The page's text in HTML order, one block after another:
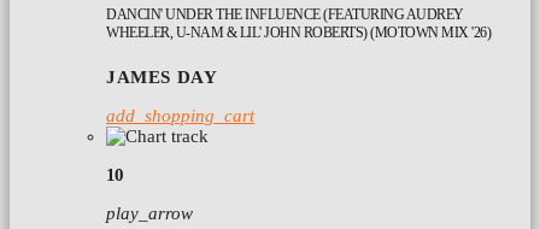
DANCIN' UNDER THE INFLUENCE (FEATURING AUDREY
WHEELER, U-NAM & LIL' JOHN ROBERTS) (MOTOWN MIX '26)
JAMES DAY
add_shopping_cart
10
play_arrow